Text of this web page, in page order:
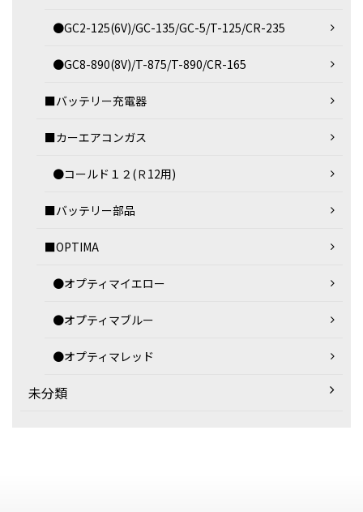
●GC2-125(6V)/GC-135/GC-5/T-125/CR-235
●GC8-890(8V)/T-875/T-890/CR-165
■バッテリー充電器
■カーエアコンガス
●コールド１２(Ｒ12用)
■バッテリー部品
■OPTIMA
●オプティマイエロー
●オプティマブルー
●オプティマレッド
未分類